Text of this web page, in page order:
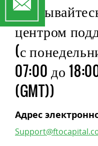
центром
(с
07:00 до
(GMT))
Адрес